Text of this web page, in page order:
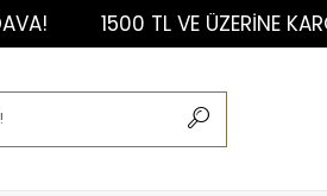
1500 TL VE ÜZERİNE KARGO